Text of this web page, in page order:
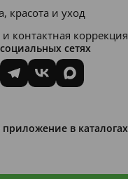
красота и уход
контактная коррекция
сетях
в каталогах